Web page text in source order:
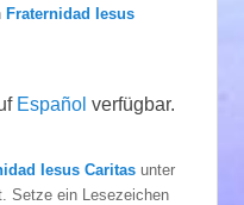
Fraternidad Iesus
Español verfügbar.
Iesus Caritas unter
Setze ein Lesezeichen